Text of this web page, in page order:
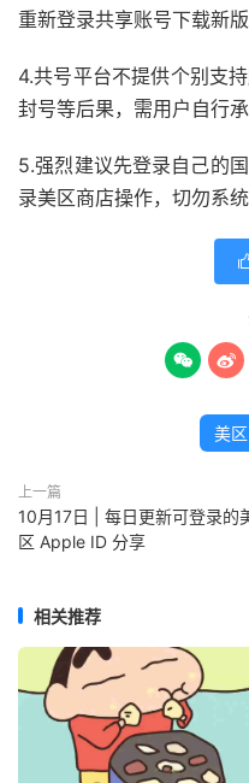
重新登录共享账号下载新版
4.共号平台不提供个别支
封号等后果，需用户自行承
5.强烈建议先登录自己的
录美区商店操作，切勿系统
 
美
上一篇
10月17日 | 每日更新可登录的
区 Apple ID 分享
相关推荐